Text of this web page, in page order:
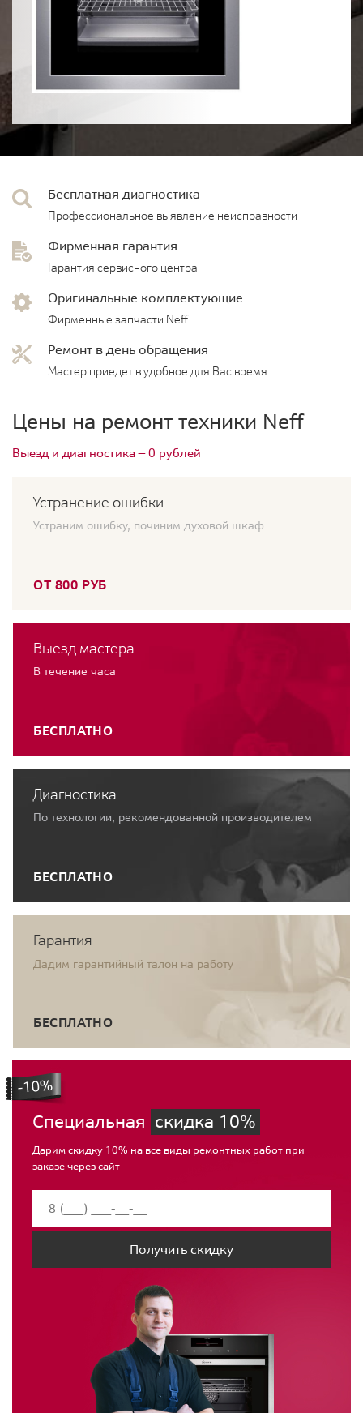
Бесплатная диагностика
Профессиональное выявление неисправности
Фирменная гарантия
Гарантия сервисного центра
Оригинальные комплектующие
Фирменные запчасти Neff
Ремонт в день обращения
Мастер приедет в удобное для Вас время
Цены на ремонт техники Neff
Выезд и диагностика — 0 рублей
Устранение ошибки
Устраним ошибку, починим духовой шкаф
ОТ 800 РУБ
Выезд мастера
В течение часа
БЕСПЛАТНО
Диагностика
По технологии, рекомендованной производителем
БЕСПЛАТНО
Гарантия
Дадим гарантийный талон на работу
БЕСПЛАТНО
Специальная скидка 10%
Дарим скидку 10% на все виды ремонтных работ при
заказе через сайт
Получить скидку